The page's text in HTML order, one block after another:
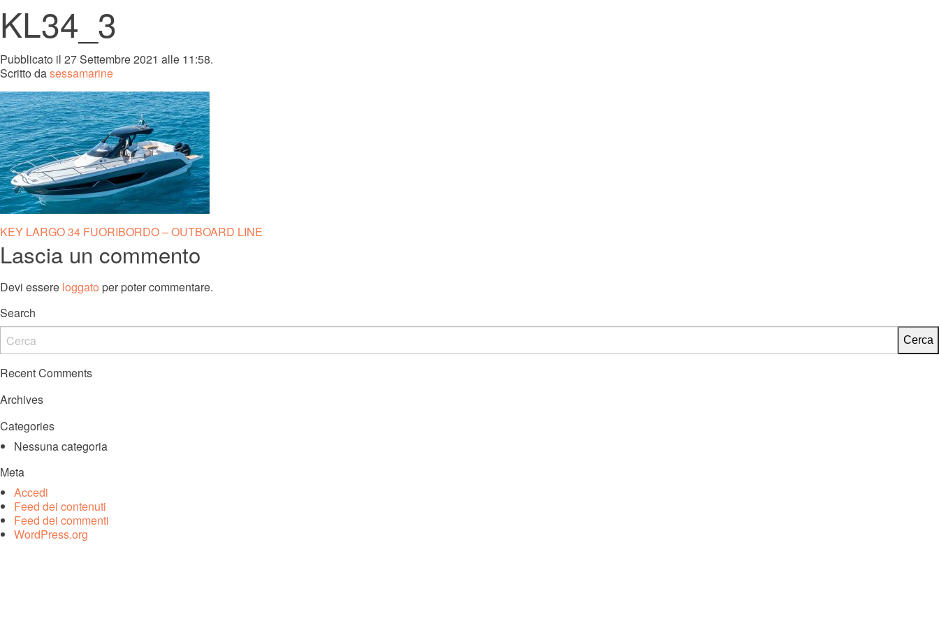
KL34_3
Pubblicato il 27 Settembre 2021 alle 11:58.
Scritto dasessamarine
Navigazione
articoli
KEY LARGO 34 FUORIBORDO – OUTBOARD LINE
Lascia un commento
Devi essere loggato per poter commentare.
Search
Recent Comments
Archives
Categories
Nessuna categoria
Meta
Accedi
Feed dei contenuti
Feed dei commenti
WordPress.org